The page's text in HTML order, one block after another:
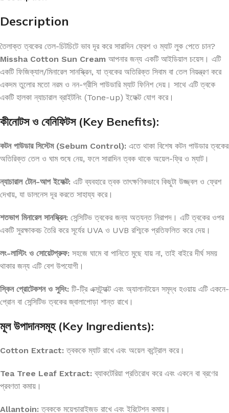
Description
তৈলাক্ত ত্বকের তেল-চিটচিটে ভাব দূর করে সারাদিন ফ্রেশ ও ম্যাট লুক পেতে চান?
Missha Cotton Sun Cream আপনার জন্য একটি আইডিয়াল চয়েস। এটি
একটি ফিজিক্যাল/মিনারেল সানস্ক্রিন, যা ত্বকের অতিরিক্ত সিবাম বা তেল নিয়ন্ত্রণ করে
একদম তুলোর মতো নরম ও নন-গ্রীসি পাউডারি ম্যাট ফিনিশ দেয়। সাথে এটি ত্বকে
একটি হালকা ন্যাচারাল ব্রাইটনিং (Tone-up) ইফেক্ট যোগ করে।
কীনোটস ও বেনিফিটস (Key Benefits):
কটন পাউডার সিস্টেম (Sebum Control): এতে থাকা বিশেষ কটন পাউডার ত্বকের
অতিরিক্ত তেল ও ঘাম শুষে নেয়, ফলে সারাদিন ত্বক থাকে অয়েল-ফ্রি ও ম্যাট।
ন্যাচারাল টোন-আপ ইফেক্ট: এটি ব্যবহারে ত্বক তাৎক্ষণিকভাবে কিছুটা উজ্জ্বল ও ফ্রেশ
দেখায়, যা ডালনেস দূর করতে সাহায্য করে।
শতভাগ মিনারেল সানস্ক্রিন: সেন্সিটিভ ত্বকের জন্য অত্যন্ত নিরাপদ। এটি ত্বকের ওপর
একটি সুরক্ষাকবচ তৈরি করে সূর্যের UVA ও UVB রশ্মিকে প্রতিফলিত করে দেয়।
লং-লাস্টিং ও সোয়েটপ্রুফ: সহজে ঘামে বা পানিতে মুছে যায় না, তাই বাইরে দীর্ঘ সময়
থাকার জন্য এটি বেশ উপযোগী।
স্কিন প্রোটেকশন ও সুদিং: টি-ট্রি এক্সট্র্যাক্ট এবং অ্যালানটয়েন সমৃদ্ধ হওয়ায় এটি একনে-
প্রোন বা সেন্সিটিভ ত্বকের জ্বালাপোড়া শান্ত রাখে।
মূল উপাদানসমূহ (Key Ingredients):
Cotton Extract: ত্বককে ম্যাট রাখে এবং অয়েল কন্ট্রোল করে।
Tea Tree Leaf Extract: ব্যাকটেরিয়া প্রতিরোধ করে এবং একনে বা ব্রণের
প্রবণতা কমায়।
Allantoin: ত্বককে ময়েশ্চারাইজড রাখে এবং ইরিটেশন কমায়।